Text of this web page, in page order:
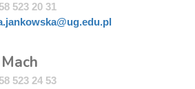
523 20 31
523 24 53